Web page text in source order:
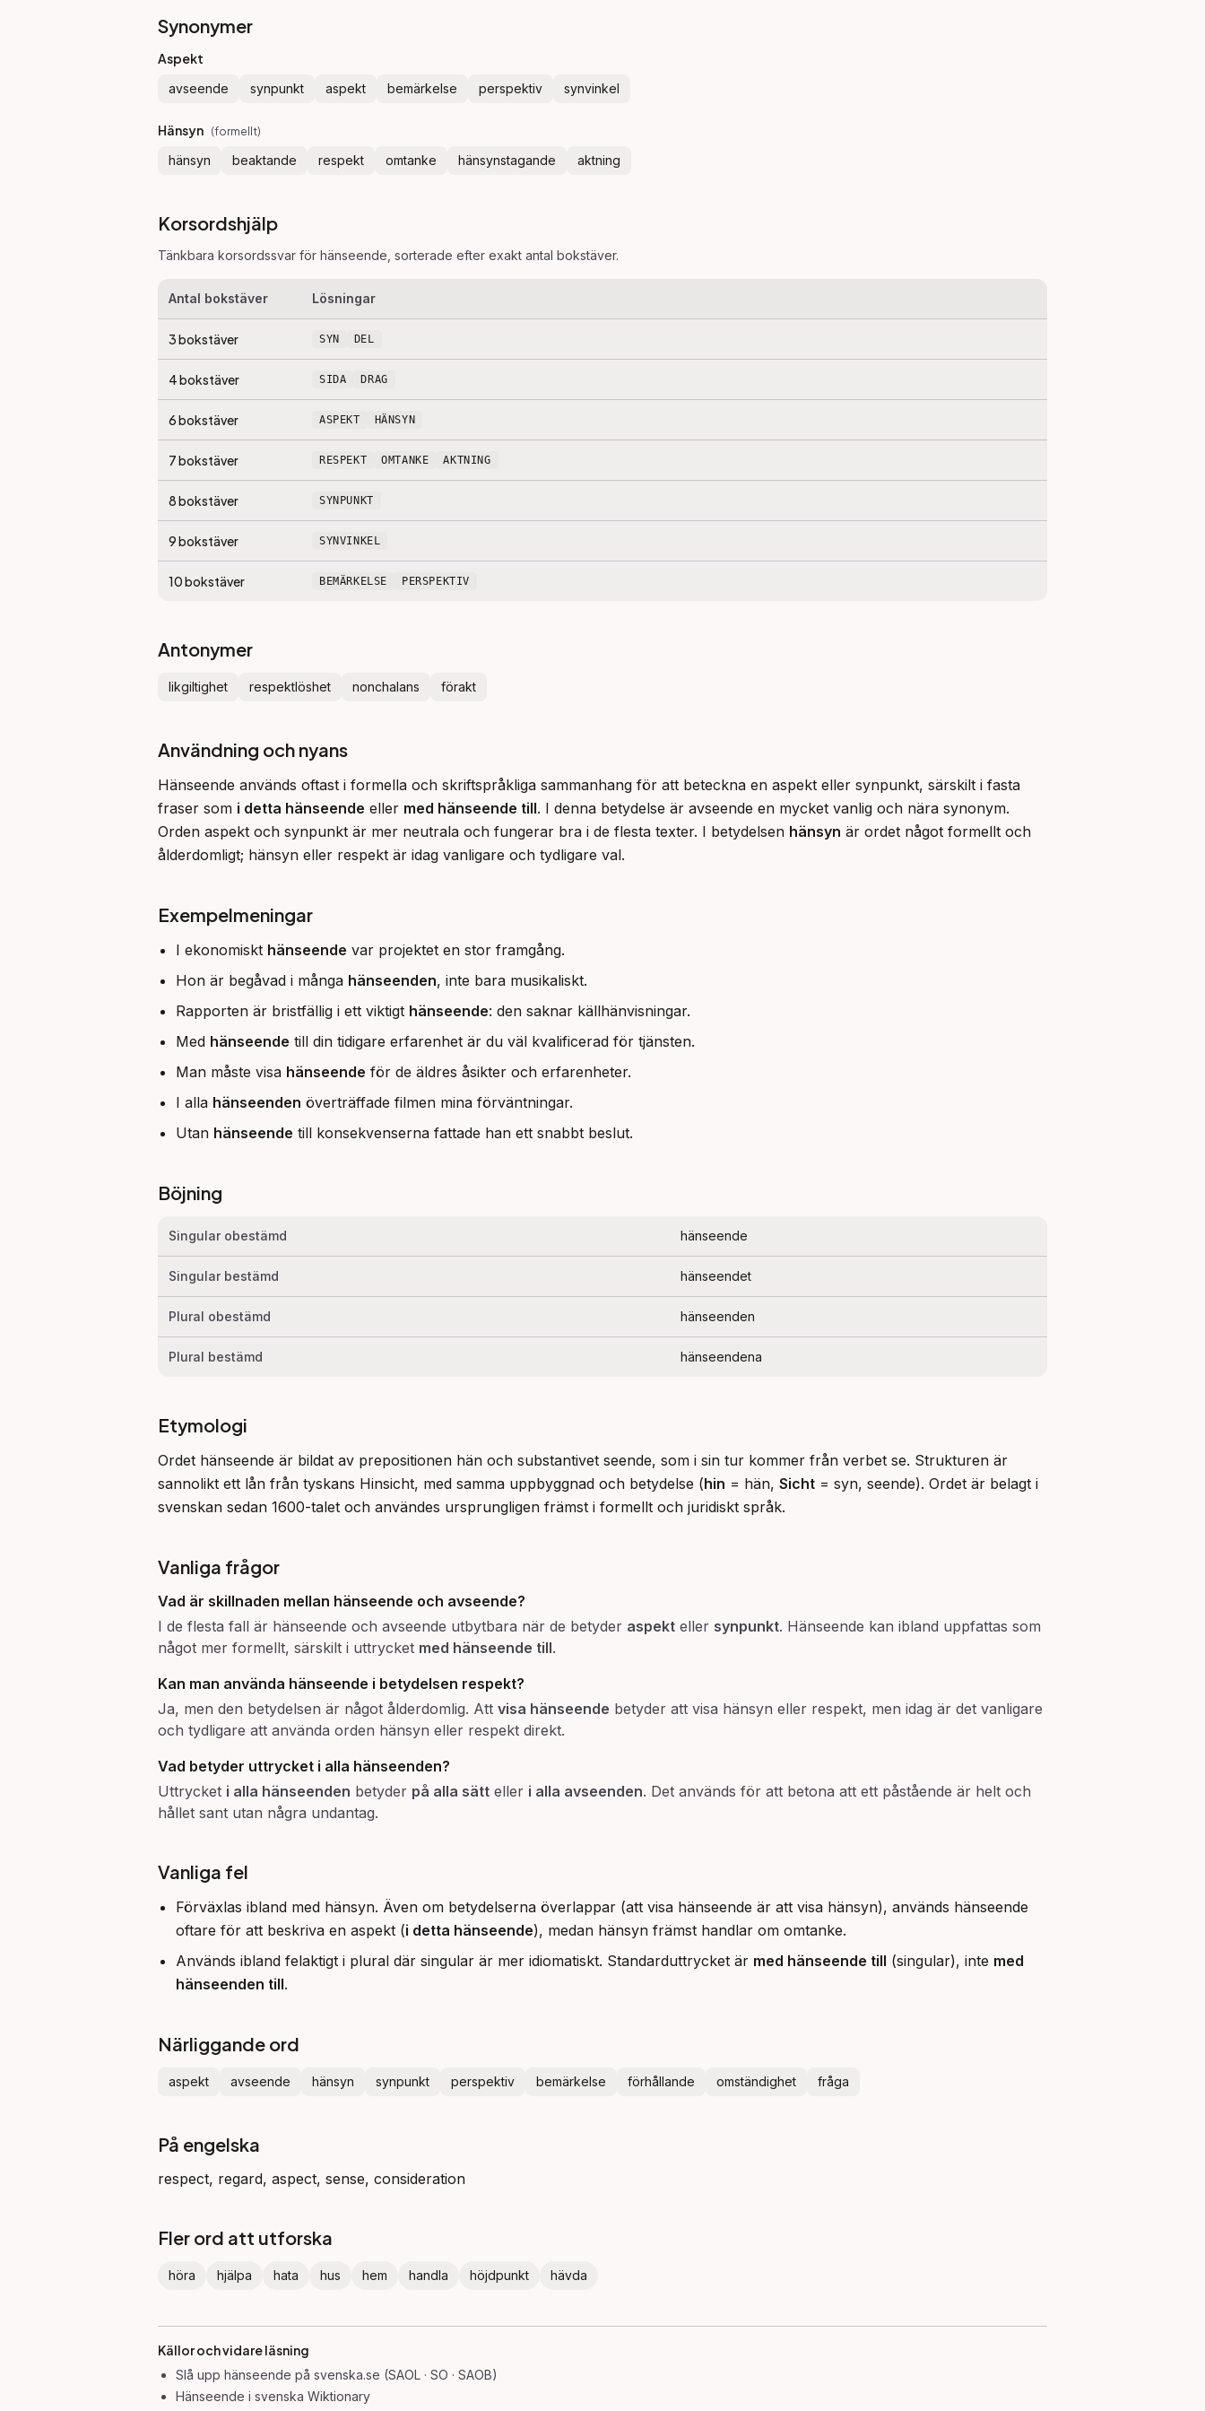
Synonymer
Aspekt
avseende synpunkt aspekt bemärkelse perspektiv synvinkel
Hänsyn (formellt)
hänsyn beaktande respekt omtanke hänsynstagande aktning
Korsordshjälp
Tänkbara korsordssvar för hänseende , sorterade efter exakt antal bokstäver.
Antal bokstäver Lösningar
3bokstäver SYN DEL
4bokstäver SIDA DRAG
6bokstäver ASPEKT HÄNSYN
7bokstäver RESPEKT OMTANKE AKTNING
8bokstäver SYNPUNKT
9bokstäver SYNVINKEL
10bokstäver BEMÄRKELSE PERSPEKTIV
Antonymer
likgiltighet respektlöshet nonchalans förakt
Användning och nyans
Hänseende används oftast i formella och skriftspråkliga sammanhang för att beteckna en aspekt eller synpunkt, särskilt i fasta
fraser som i detta hänseende eller med hänseende till. I denna betydelse är avseende en mycket vanlig och nära synonym.
Orden aspekt och synpunkt är mer neutrala och fungerar bra i de flesta texter. I betydelsen hänsyn är ordet något formellt och
ålderdomligt; hänsyn eller respekt är idag vanligare och tydligare val.
Exempelmeningar
I ekonomiskt hänseende var projektet en stor framgång.
Hon är begåvad i många hänseenden, inte bara musikaliskt.
Rapporten är bristfällig i ett viktigt hänseende: den saknar källhänvisningar.
Med hänseende till din tidigare erfarenhet är du väl kvalificerad för tjänsten.
Man måste visa hänseende för de äldres åsikter och erfarenheter.
I alla hänseenden överträffade filmen mina förväntningar.
Utan hänseende till konsekvenserna fattade han ett snabbt beslut.
Böjning
Singular obestämd hänseende
Singular bestämd hänseendet
Plural obestämd hänseenden
Plural bestämd hänseendena
Etymologi
Ordet hänseende är bildat av prepositionen hän och substantivet seende, som i sin tur kommer från verbet se. Strukturen är
sannolikt ett lån från tyskans Hinsicht, med samma uppbyggnad och betydelse (hin = hän, Sicht = syn, seende). Ordet är belagt i
svenskan sedan 1600-talet och användes ursprungligen främst i formellt och juridiskt språk.
Vanliga frågor
Vad är skillnaden mellan hänseende och avseende?
I de flesta fall är hänseende och avseende utbytbara när de betyder aspekt eller synpunkt. Hänseende kan ibland uppfattas som
något mer formellt, särskilt i uttrycket med hänseende till.
Kan man använda hänseende i betydelsen respekt?
Ja, men den betydelsen är något ålderdomlig. Att visa hänseende betyder att visa hänsyn eller respekt, men idag är det vanligare
och tydligare att använda orden hänsyn eller respekt direkt.
Vad betyder uttrycket i alla hänseenden?
Uttrycket i alla hänseenden betyder på alla sätt eller i alla avseenden. Det används för att betona att ett påstående är helt och
hållet sant utan några undantag.
Vanliga fel
Förväxlas ibland med hänsyn. Även om betydelserna överlappar (att visa hänseende är att visa hänsyn), används hänseende
oftare för att beskriva en aspekt (i detta hänseende), medan hänsyn främst handlar om omtanke.
Används ibland felaktigt i plural där singular är mer idiomatiskt. Standarduttrycket är med hänseende till (singular), inte med
hänseenden till.
Närliggande ord
aspekt avseende hänsyn synpunkt perspektiv bemärkelse förhållande omständighet fråga
På engelska
respect, regard, aspect, sense, consideration
Fler ord att utforska
höra hjälpa hata hus hem handla höjdpunkt hävda
Källor och vidare läsning
Slå upp hänseende på svenska.se (SAOL · SO · SAOB)
Hänseende i svenska Wiktionary